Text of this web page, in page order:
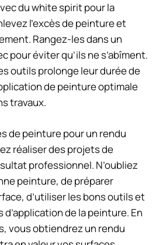
du white spirit pour la
l’excès de peinture et
Rangez-les dans un
pour éviter qu’ils ne s’abîment.
outils prolonge leur durée de
de peinture optimale
travaux.
de peinture pour un rendu
réaliser des projets de
professionnel. N’oubliez
peinture, de préparer
d’utiliser les bons outils et
de la peinture. En
vous obtiendrez un rendu